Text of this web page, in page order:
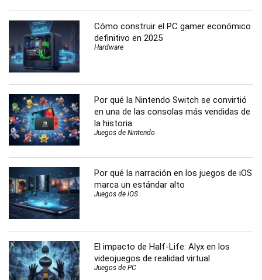
Cómo construir el PC gamer económico
definitivo en 2025
Hardware
Por qué la Nintendo Switch se convirtió
en una de las consolas más vendidas de
la historia
Juegos de Nintendo
Por qué la narración en los juegos de iOS
marca un estándar alto
Juegos de iOS
El impacto de Half-Life: Alyx en los
videojuegos de realidad virtual
Juegos de PC